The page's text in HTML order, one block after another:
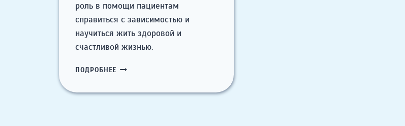
роль в помощи пациентам
справиться с зависимостью и
научиться жить здоровой и
счастливой жизнью.
ПОДРОБНЕЕ ПСИХИАТРИЯ-